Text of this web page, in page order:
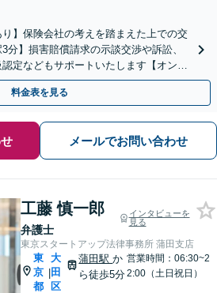
り】保険会社の考えを踏まえた上での交
分】損害賠償請求の示談交渉や訴訟、
定などもサポートいたします【オンラ
ださい
料金表を見る
メールでお問い合わせ
工藤 慎一郎
弁護士
インタビューを
見る
東京スタートアップ法律事務所 蒲田支店
東
京
都
|
大
田
区
蒲田駅か
ら徒歩5分
営業時間：06:30~2
2:00（土日祝日）